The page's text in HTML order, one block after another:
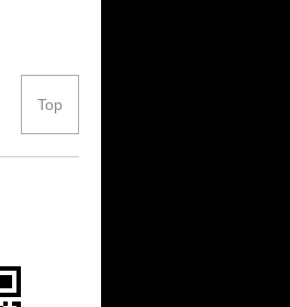
Top